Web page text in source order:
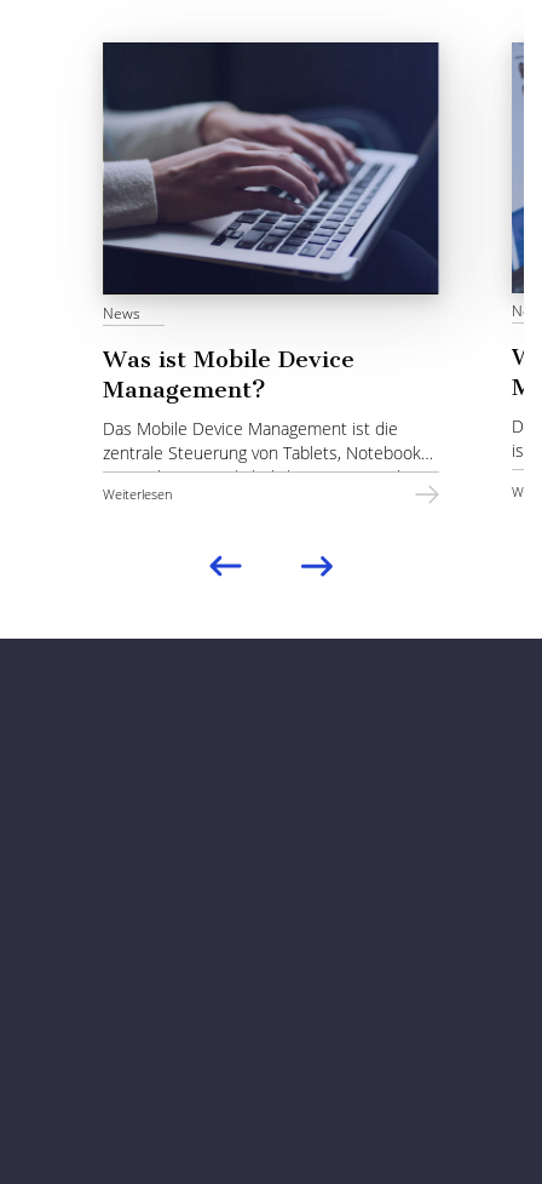
News
Was ist Mobile Device
Management?
Das Mobile Device Management ist die
zentrale Steuerung von Tablets, Notebooks,
Smartphones und ähnlichen Geräten über
eine einzige Plattform.
Weiterlesen
ist